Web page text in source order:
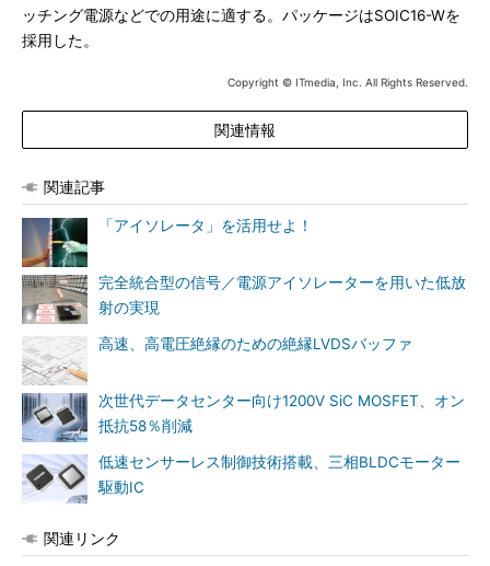
ッチング電源などでの用途に適する。パッケージはSOIC16-Wを
採用した。
Copyright © ITmedia, Inc. All Rights Reserved.
関連情報
関連記事
「アイソレータ」を活用せよ！
完全統合型の信号／電源アイソレーターを用いた低放
射の実現
高速、高電圧絶縁のための絶縁LVDSバッファ
次世代データセンター向け1200V SiC MOSFET、オン
抵抗58％削減
低速センサーレス制御技術搭載、三相BLDCモーター
駆動IC
関連リンク